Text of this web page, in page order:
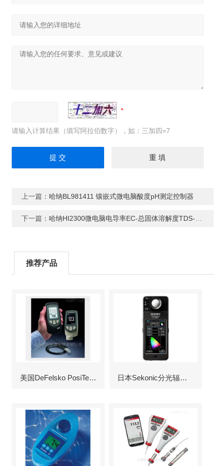
请输入计算结果（填写阿拉伯数字），如：三加四=7
上一篇： 哈纳BL981411 镶嵌式微电脑酸度pH测定控制器
下一篇： 哈纳HI2300微电脑电导率EC-总固体溶解度TDS-盐度NaCI-温度°C测定仪
推荐产品
美国DeFelsko PosiTector6000涂层测厚仪 日本Sekonic分光辐射照度计